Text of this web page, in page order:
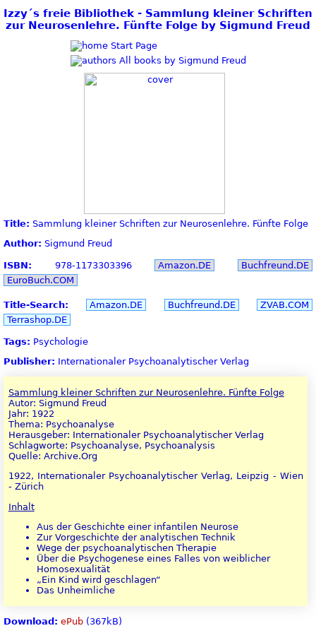
Izzy´s freie Bibliothek - Sammlung kleiner Schriften
zur Neurosenlehre. Fünfte Folge by Sigmund Freud
Start Page
All books by Sigmund Freud
Title: Sammlung kleiner Schriften zur Neurosenlehre. Fünfte Folge
Author: Sigmund Freud
ISBN: 978-1173303396 Amazon.DE
Buchfreund.DE
EuroBuch.COM
Title-Search: Amazon.DE Buchfreund.DE
ZVAB.COM
Terrashop.DE
Tags: Psychologie
Publisher: Internationaler Psychoanalytischer Verlag
Sammlung kleiner Schriften zur Neurosenlehre. Fünfte Folge
Autor: Sigmund Freud
Jahr: 1922
Thema: Psychoanalyse
Herausgeber: Internationaler Psychoanalytischer Verlag
Schlagworte: Psychoanalyse, Psychoanalysis
Quelle: Archive.Org
1922, Internationaler Psychoanalytischer Verlag, Leipzig - Wien
- Zürich
Inhalt
Aus der Geschichte einer infantilen Neurose
Zur Vorgeschichte der analytischen Technik
Wege der psychoanalytischen Therapie
Über die Psychogenese eines Falles von weiblicher
Homosexualität
„Ein Kind wird geschlagen“
Das Unheimliche
Download: ePub (367kB)